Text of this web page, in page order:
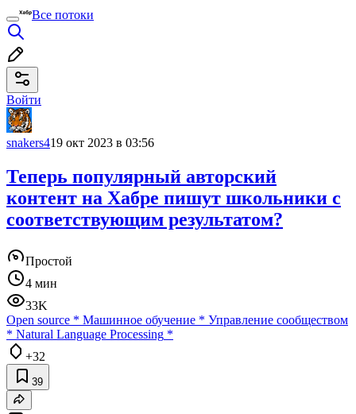
Все потоки
Войти
snakers419 окт 2023 в 03:56
Теперь популярный авторский
контент на Хабре пишут школьники с
соответствующим результатом?
Простой
4 мин
33K
Open source * Машинное обучение * Управление сообществом
* Natural Language Processing *
+32
39